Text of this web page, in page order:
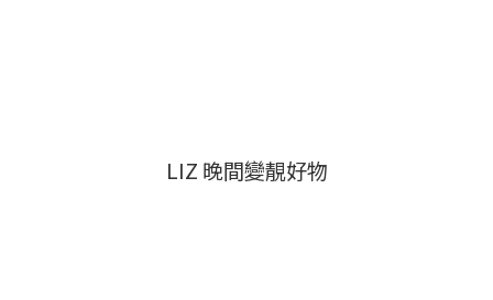
LIZ 晚間變靚好物